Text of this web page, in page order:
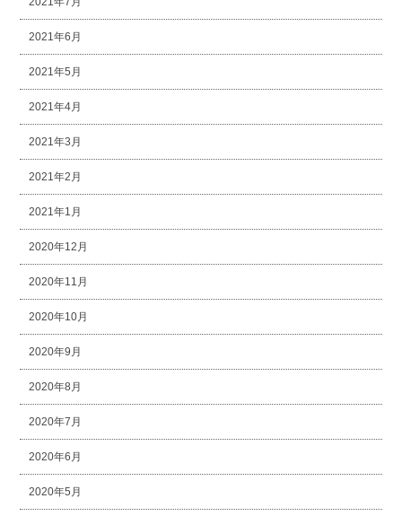
2021年6月
2021年5月
2021年4月
2021年3月
2021年2月
2021年1月
2020年12月
2020年11月
2020年10月
2020年9月
2020年8月
2020年7月
2020年6月
2020年5月